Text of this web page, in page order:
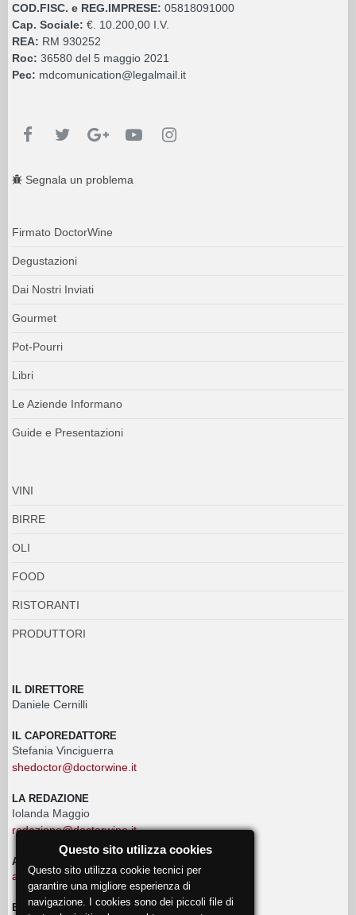
COD.FISC. e REG.IMPRESE: 05818091000
Cap. Sociale: €. 10.200,00 I.V.
REA: RM 930252
Roc: 36580 del 5 maggio 2021
Pec: mdcomunication@legalmail.it
Segnala un problema
Firmato DoctorWine
Degustazioni
Dai Nostri Inviati
Gourmet
Pot-Pourri
Libri
Le Aziende Informano
Guide e Presentazioni
VINI
BIRRE
OLI
FOOD
RISTORANTI
PRODUTTORI
IL DIRETTORE
Daniele Cernilli
IL CAPOREDATTORE
Stefania Vinciguerra
shedoctor@doctorwine.it
LA REDAZIONE
Iolanda Maggio
redazione@doctorwine.it
ADVERTISING
advertising@doctorwine.it
EVENTI
Questo sito utilizza cookies
Questo sito utilizza cookie tecnici per
garantire una migliore esperienza di
navigazione. I cookies sono dei piccoli file di